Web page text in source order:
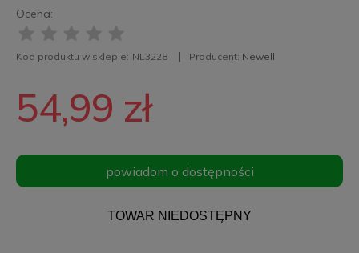
Ocena:
Kod produktu w sklepie: NL3228 Producent: Newell
54,99 zł
powiadom o dostępności
TOWAR NIEDOSTĘPNY